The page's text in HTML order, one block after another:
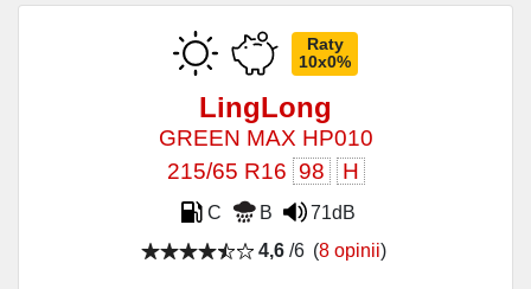
Raty
10x0%
LingLong
GREEN MAX HP010
215/65 R16 98 H
C B
71dB
4,6 /6 (8 opinii)